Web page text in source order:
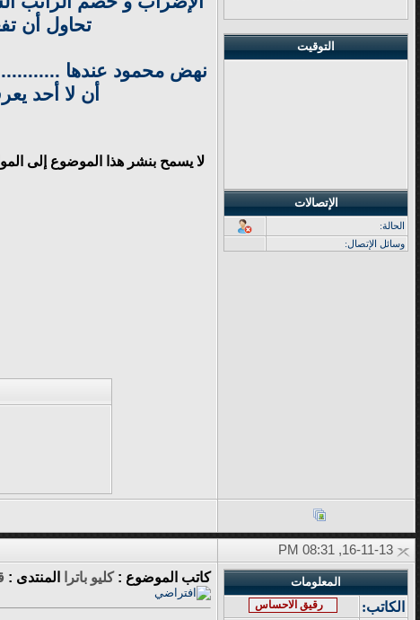
التوقيت
الإتصالات
الحالة:
وسائل الإتصال:
تحاول أن
نهض محمود عندها
أن لا أحد
لا يسمح بنشر هذا الموضوع إلى
المعلومات
الكاتب: رقيق الاحساس
كاتب الموضوع :كليو باترا المنتدى :